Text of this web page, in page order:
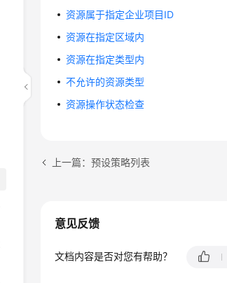
资源属于指定企业项目ID
资源在指定区域内
资源在指定类型内
不允许的资源类型
资源操作状态检查
上一篇：预设策略列表
意见反馈
文档内容是否对您有帮助？